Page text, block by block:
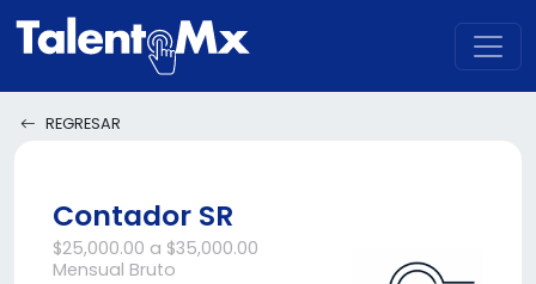
REGRESAR
Contador SR
$25,000.00 a $35,000.00
Mensual Bruto